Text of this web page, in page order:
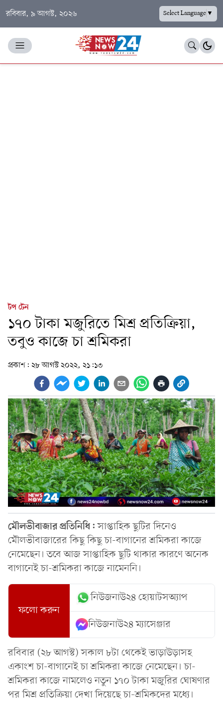
রবিবার, ৯ আগস্ট, ২০২৬ Select Language▼
টপ টেন
১৭০ টাকা মজুরিতে মিশ্র প্রতিক্রিয়া,
তবুও কাজে চা শ্রমিকরা
প্রকাশ: ২৮ আগস্ট ২০২২, ২১:১৩
মৌলভীবাজার প্রতিনিধি:সাপ্তাহিক ছুটির দিনেও
মৌলভীবাজারের কিছু কিছু চা-বাগানের শ্রমিকরা কাজে
নেমেছেন। তবে আজ সাপ্তাহিক ছুটি থাকার কারণে অনেক
বাগানেই চা-শ্রমিকরা কাজে নামেননি।
ফলো করুন
নিউজনাউ২৪ হোয়াটসঅ্যাপ
নিউজনাউ২৪ ম্যাসেঞ্জার
রবিবার (২৮ আগস্ট) সকাল ৮টা থেকেই ভাড়াউড়াসহ
একাংশ চা-বাগানে‌ই চা শ্রমিকরা কাজে নেমেছেন। চা-
শ্রমিকরা কাজে নামলেও নতুন ১৭০ টাকা মজুরির ঘোষণার
পর মিশ্র প্রতিক্রিয়া দেখা দিয়েছে চা-শ্রমিকদের মধ্যে।